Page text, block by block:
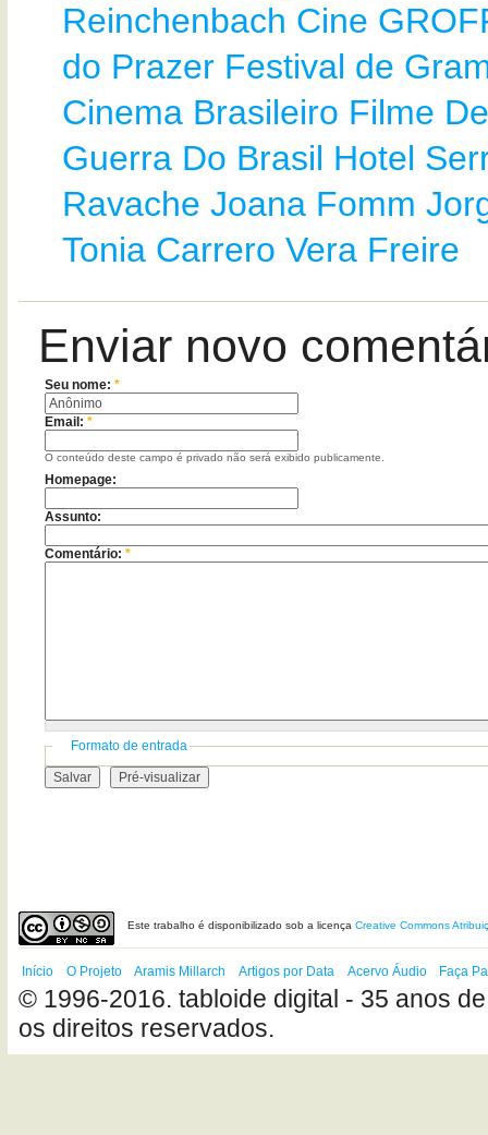
Reinchenbach Cine
do Prazer Festival de
Cinema Brasileiro Filme
Guerra Do Brasil Hotel
Ravache Joana Fomm
Tonia Carrero Vera Freire
Enviar novo
Seu nome:*
Email:*
O conteúdo deste campo é privado não será exibido publicamente.
Homepage:
Assunto:
Comentário:*
Formato de entrada
Estetrabalho é disponibilizado sob a licençaCreative Commons
Início O Projeto Aramis Millarch Artigos por Data Acervo Áudio Faça
© 1996-2016. tabloide digital - 35 anos
os direitos reservados.